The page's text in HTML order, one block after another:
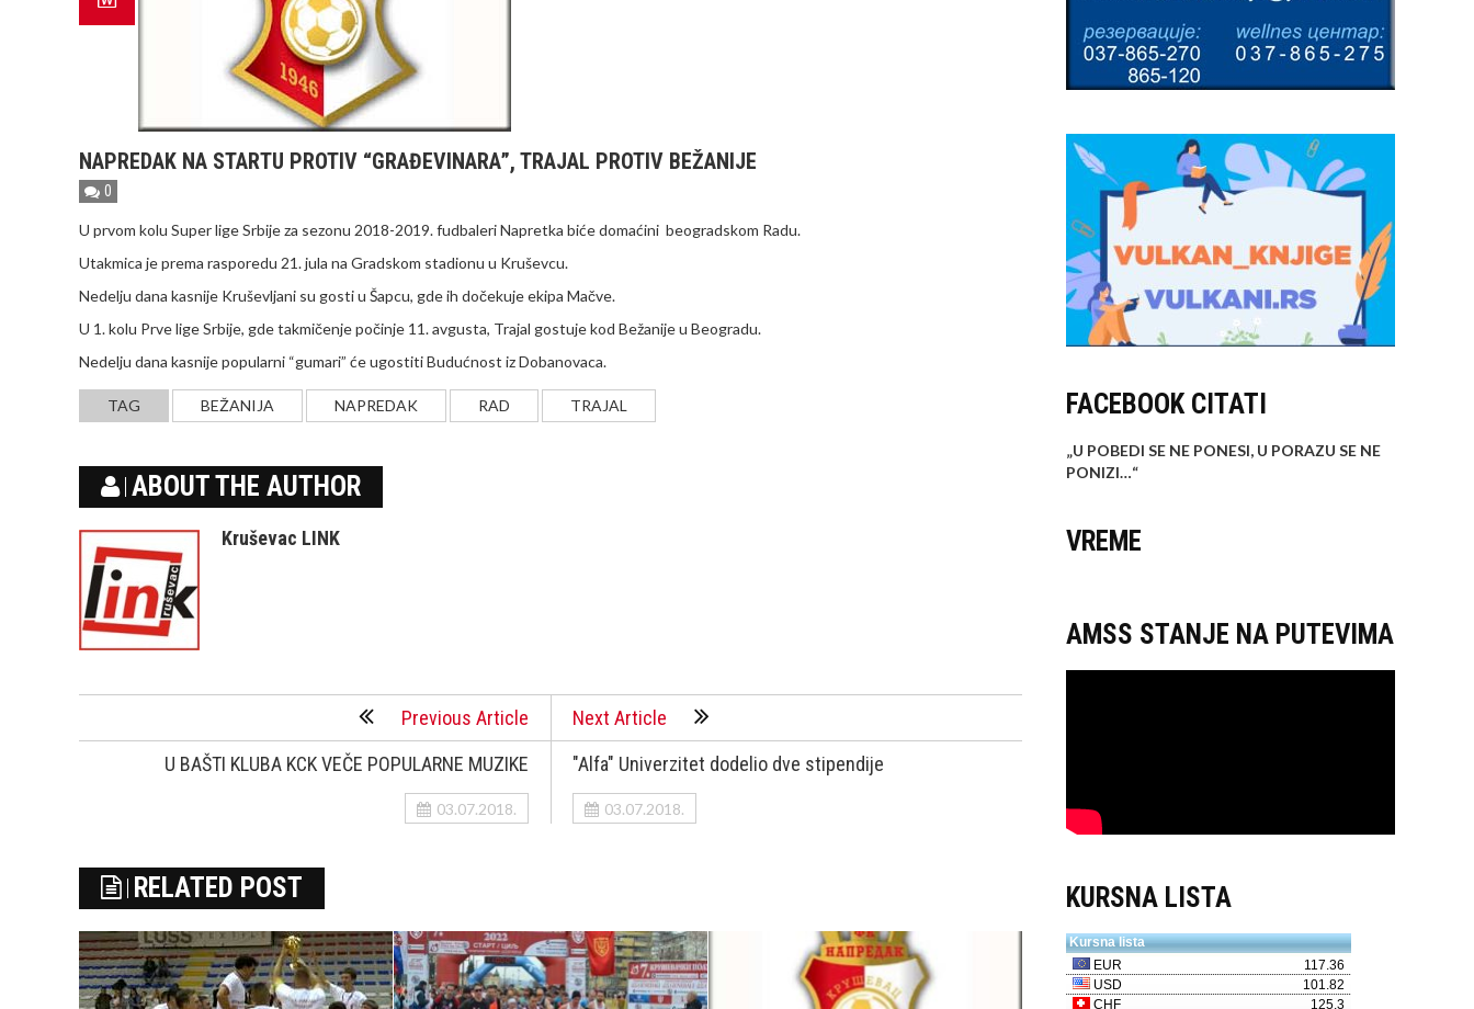
NAPREDAK NA STARTU PROTIV “GRAĐEVINARA”, TRAJAL PROTIV BEŽANIJE
0
U prvom kolu Super lige Srbije za sezonu 2018-2019. fudbaleri Napretka biće domaćini beogradskom Radu.
Utakmica je prema rasporedu 21. jula na Gradskom stadionu u Kruševcu.
Nedelju dana kasnije Kruševljani su gosti u Šapcu, gde ih dočekuje ekipa Mačve.
U 1. kolu Prve lige Srbije, gde takmičenje počinje 11. avgusta, Trajal gostuje kod Bežanije u Beogradu.
Nedelju dana kasnije popularni “gumari” će ugostiti Budućnost iz Dobanovaca.
TAG BEŽANIJA NAPREDAK RAD TRAJAL
ABOUT THE AUTHOR
Kruševac LINK
Previous Article
U BAŠTI KLUBA KCK VEČE POPULARNE MUZIKE
03.07.2018.
Next Article
"Alfa" Univerzitet dodelio dve stipendije
03.07.2018.
RELATED POST
FACEBOOK CITATI
„U POBEDI SE NE PONESI, U PORAZU SE NE
PONIZI…“
VREME
AMSS STANJE NA PUTEVIMA
KURSNA LISTA